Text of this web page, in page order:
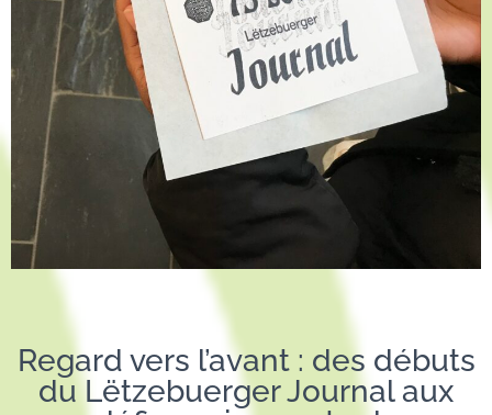
Regard vers l’avant : des débuts
du Lëtzebuerger Journal aux